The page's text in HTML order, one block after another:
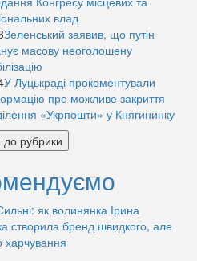
влад
Зеленський заявив, що путін
масову неоголошену
У Луцькраді прокоментували
про можливе закриття
«Укрпошти» у Княгининку
рубрики